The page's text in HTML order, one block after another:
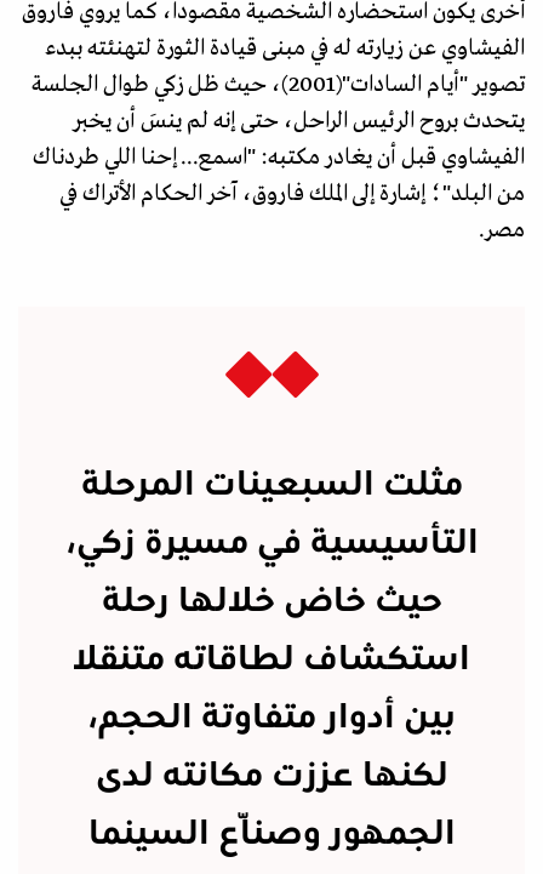
أخرى يكون استحضاره الشخصية مقصودا، كما يروي فاروق
الفيشاوي عن زيارته له في مبنى قيادة الثورة لتهنئته ببدء
تصوير "أيام السادات"(2001)، حيث ظل زكي طوال الجلسة
يتحدث بروح الرئيس الراحل، حتى إنه لم ينسَ أن يخبر
الفيشاوي قبل أن يغادر مكتبه: "اسمع... إحنا اللي طردناك
من البلد"؛ إشارة إلى الملك فاروق، آخر الحكام الأتراك في
مصر.
مثلت السبعينات المرحلة
التأسيسية في مسيرة زكي،
حيث خاض خلالها رحلة
استكشاف لطاقاته متنقلا
بين أدوار متفاوتة الحجم،
لكنها عززت مكانته لدى
الجمهور وصنّاع السينما